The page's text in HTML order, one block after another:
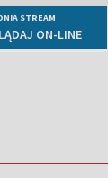
STREAM
ON-LINE